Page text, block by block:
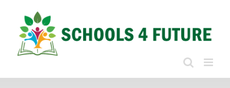
springen